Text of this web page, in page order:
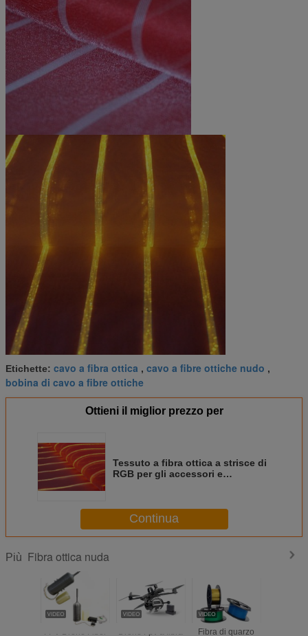
Etichette: cavo a fibra ottica , cavo a fibre ottiche nudo ,
bobina di cavo a fibre ottiche
Ottieni il miglior prezzo per
Tessuto a fibra ottica a strisce di
RGB per gli accessori e
Continua
Più Fibra ottica nuda
FPV Drone Fiber Drone Fpv a fibra Fibra di quarzo